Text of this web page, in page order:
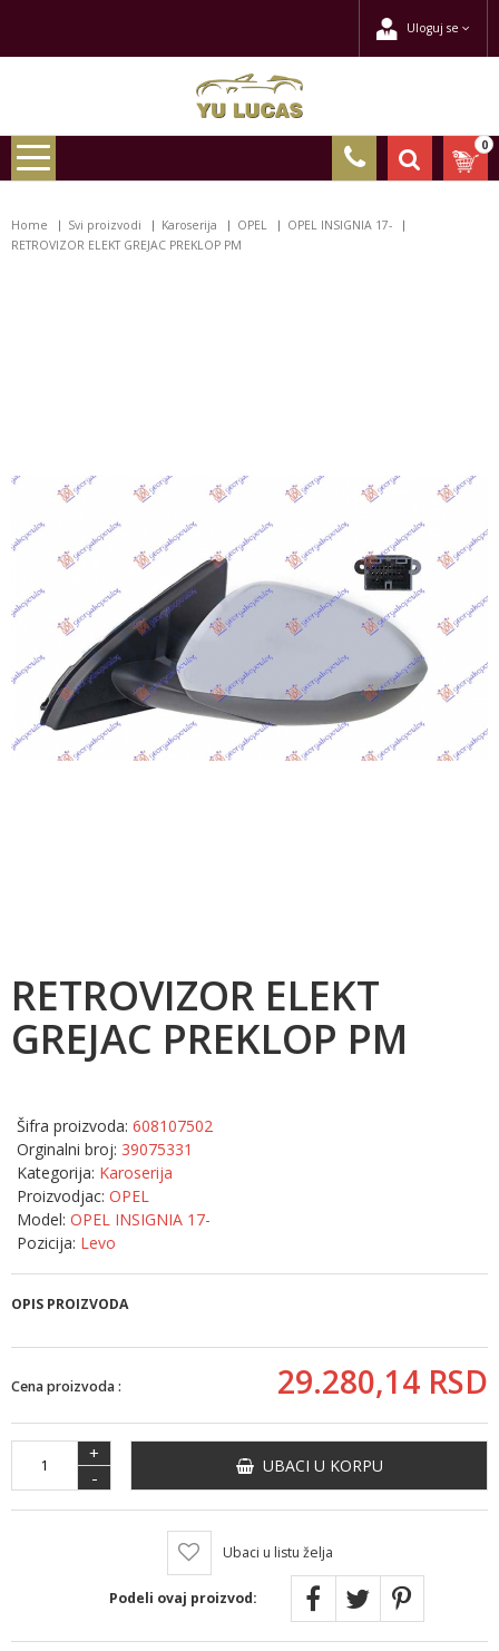
Uloguj se
0
Home Svi proizvodi Karoserija OPEL
OPEL INSIGNIA 17-
RETROVIZOR ELEKT GREJAC PREKLOP PM
RETROVIZOR ELEKT
GREJAC PREKLOP PM
Šifra proizvoda: 608107502
Orginalni broj: 39075331
Kategorija: Karoserija
Proizvodjac: OPEL
Model: OPEL INSIGNIA 17-
Pozicija: Levo
OPIS PROIZVODA
Cena proizvoda : 29.280,14 RSD
+
-
UBACI U KORPU
Ubaci u listu želja
Podeli ovaj proizvod: